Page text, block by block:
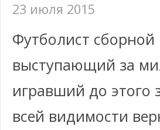
23 июля 2015
Футболист
выступающий за
игравший до этого
всей видимости